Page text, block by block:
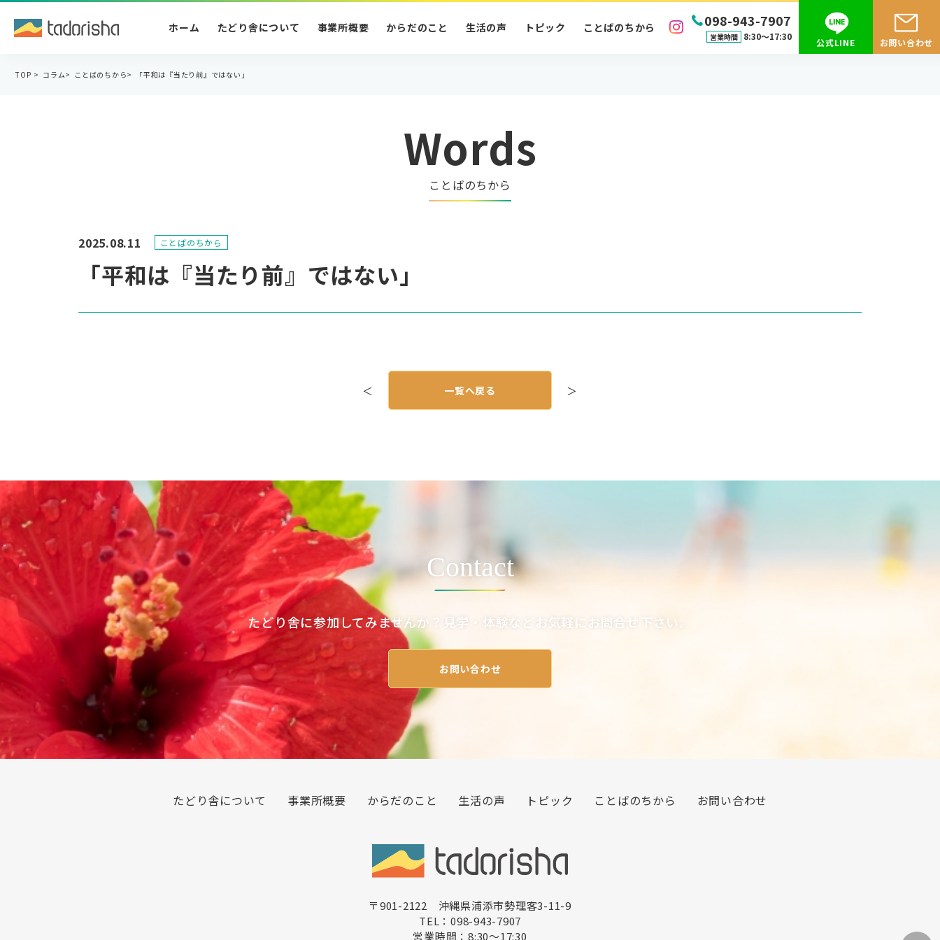
098-943-7907
営業時間 8:30〜17:30
ホーム たどり舎について 事業所概要 からだのこと 生活の声 トピック ことばのちから
公式LINE お問い合わせ
TOP > コラム> ことばのちから> 「平和は『当たり前』ではない」
Words
ことばのちから
「平和は『当たり前』ではない」
2025.08.11 ことばのちから
＜ ＞
一覧へ戻る
Contact
たどり舎に参加してみませんか？見学・体験などお気軽にお問合せ下さい。
お問い合わせ
たどり舎について 事業所概要 からだのこと 生活の声 トピック ことばのちから お問い合わせ
〒901-2122 沖縄県浦添市勢理客3-11-9
TEL：098-943-7907
営業時間：8:30〜17:30